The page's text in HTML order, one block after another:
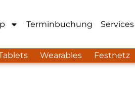
Terminbuchung Services
Wearables Festnetz